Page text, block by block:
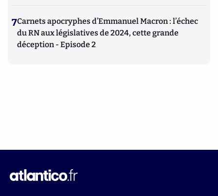
7Carnets apocryphes d’Emmanuel Macron : l’échec
du RN aux législatives de 2024, cette grande
déception - Episode 2